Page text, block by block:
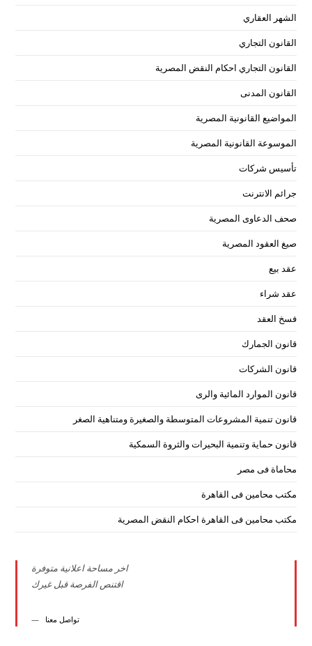
الشهر العقاري
القانون التجاري
القانون التجاري احكام النقض المصرية
القانون المدنى
المواضيع القانونية المصرية
الموسوعة القانونية المصرية
تأسيس شركات
جرائم الانترنت
صحف الدعاوى المصرية
صيغ العقود المصرية
عقد بيع
عقد شراء
فسخ العقد
قانون الجمارك
قانون الشركات
قانون الموارد المائية والرى
قانون تنمية المشروعات المتوسطة والصغيرة ومتناهية الصغر
قانون حماية وتنمية البحيرات والثروة السمكية
محاماة فى مصر
مكتب محامين فى القاهرة
مكتب محامين فى القاهرة احكام النقض المصرية
اخر مساحة اعلانية متوفرة
اقتنص الفرصة قبل غيرك
تواصل معنا